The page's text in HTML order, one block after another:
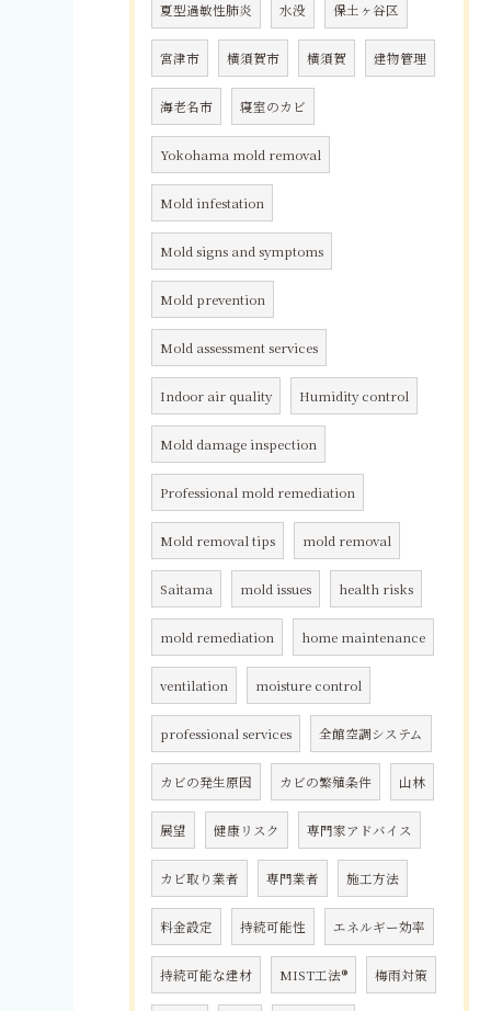
夏型過敏性肺炎 水没 保土ヶ谷区
宮津市 横須賀市 横須賀 建物管理
海老名市 寝室のカビ
Yokohama mold removal
Mold infestation
Mold signs and symptoms
Mold prevention
Mold assessment services
Indoor air quality Humidity control
Mold damage inspection
Professional mold remediation
Mold removal tips mold removal
Saitama mold issues health risks
mold remediation home maintenance
ventilation moisture control
professional services 全館空調システム
カビの発生原因 カビの繁殖条件 山林
展望 健康リスク 専門家アドバイス
カビ取り業者 専門業者 施工方法
料金設定 持続可能性 エネルギー効率
持続可能な建材 MIST工法® 梅雨対策